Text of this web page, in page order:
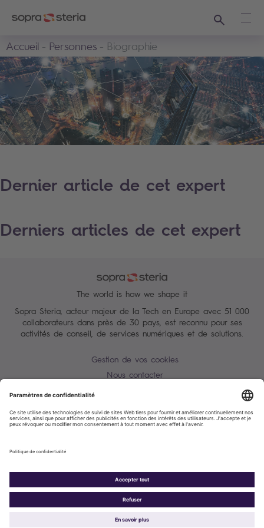
Recherche
Accueil
Personnes Biographie
Dernier article de cet expert
Derniers articles de cet expert
The world is how we shape it
Sopra Steria, acteur majeur de la Tech en Europe avec 51 000
collaborateurs dans près de 30 pays, est reconnu pour ses
activités de conseil, de services numériques et de solutions.
Gestion de vos cookies
Nous contacter
Alerte Tentative d'escroquerie / usurpation d'identité
Accessibilité : partiellement conforme